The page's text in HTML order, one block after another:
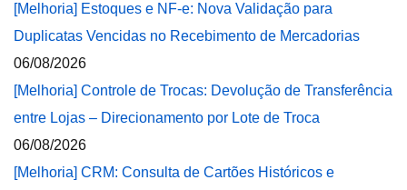
[Melhoria] Estoques e NF-e: Nova Validação para
Duplicatas Vencidas no Recebimento de Mercadorias
06/08/2026
[Melhoria] Controle de Trocas: Devolução de Transferência
entre Lojas – Direcionamento por Lote de Troca
06/08/2026
[Melhoria] CRM: Consulta de Cartões Históricos e